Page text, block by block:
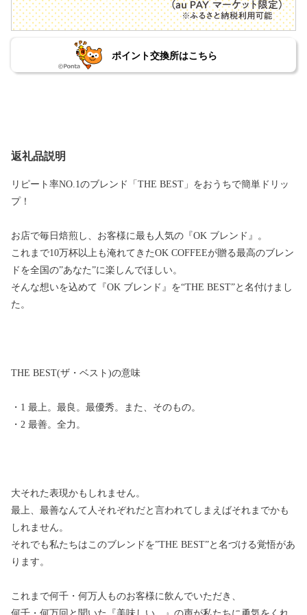
ポイント交換所はこちら
返礼品説明
リピート率NO.1のブレンド「THE BEST」をおうちで簡単ドリッ
プ！
お店で毎日焙煎し、お客様に最も人気の『OK ブレンド』。
これまで10万杯以上も淹れてきたOK COFFEEが贈る最高のブレン
ドを全国の”あなた”に楽しんでほしい。
そんな想いを込めて『OK ブレンド』を“THE BEST”と名付けまし
た。
THE BEST(ザ・ベスト)の意味
・1 最上。最良。最優秀。また、そのもの。
・2 最善。全力。
大それた表現かもしれません。
最上、最善なんて人それぞれだと言われてしまえばそれまでかも
しれません。
それでも私たちはこのブレンドを”THE BEST”と名づける覚悟があ
ります。
これまで何千・何万人ものお客様に飲んでいただき、